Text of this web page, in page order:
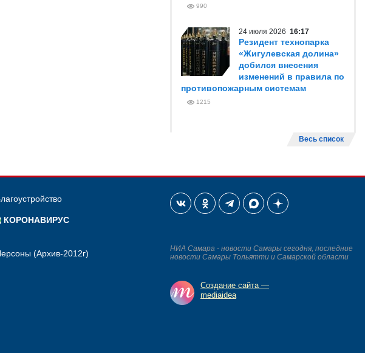
990
24 июля 2026 16:17
Резидент технопарка
«Жигулевская долина»
добился внесения
изменений в правила по
противопожарным системам
1215
Весь список
КОРОНАВИРУС
(Архив-2012г)
НИА Самара - новости Самары сегодня, последние
новости Самары Тольятти и Самарской области
Создание сайта —
mediaidea